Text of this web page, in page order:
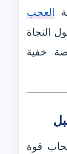
العجب
النجاة
خفية
قوة